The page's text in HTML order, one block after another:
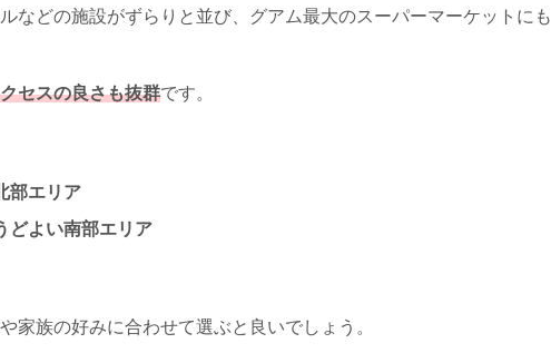
などの施設がずらりと並び、グアム最大のスーパーマーケットにも
セスの良さも抜群です。
部エリア
どよい南部エリア
家族の好みに合わせて選ぶと良いでしょう。